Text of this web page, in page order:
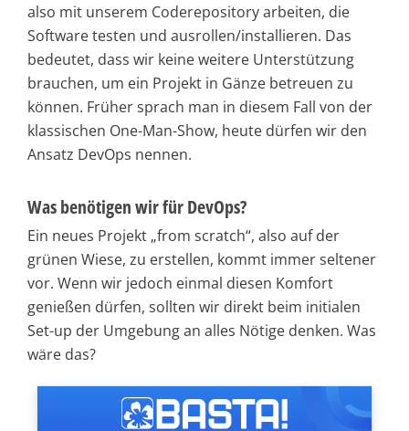
also mit unserem Coderepository arbeiten, die
Software testen und ausrollen/installieren. Das
bedeutet, dass wir keine weitere Unterstützung
brauchen, um ein Projekt in Gänze betreuen zu
können. Früher sprach man in diesem Fall von der
klassischen One-Man-Show, heute dürfen wir den
Ansatz DevOps nennen.
Was benötigen wir für DevOps?
Ein neues Projekt „from scratch“, also auf der
grünen Wiese, zu erstellen, kommt immer seltener
vor. Wenn wir jedoch einmal diesen Komfort
genießen dürfen, sollten wir direkt beim initialen
Set-up der Umgebung an alles Nötige denken. Was
wäre das?